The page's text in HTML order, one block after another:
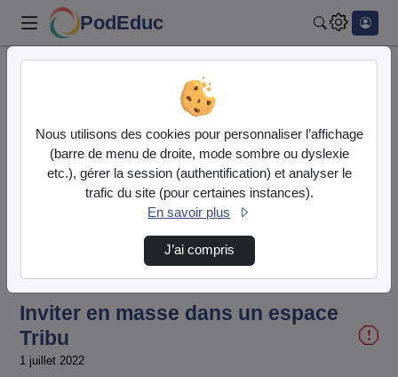
PodEduc
Tribu : tutoriels
Inviter en masse dans un espace Tribu
Lire
la
vidéo
Inviter en masse dans un espace
Tribu
1 juillet 2022
Nous utilisons des cookies pour personnaliser l’affichage
(barre de menu de droite, mode sombre ou dyslexie
etc.), gérer la session (authentification) et analyser le
trafic du site (pour certaines instances).
En savoir plus
J’ai compris